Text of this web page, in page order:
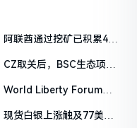
阿联酋通过挖矿已积累4.5
CZ取关后，BSC生态项目
动推文
World Liberty Forum开
Trump称加密仍处「起跑
现货白银上涨触及77美元/